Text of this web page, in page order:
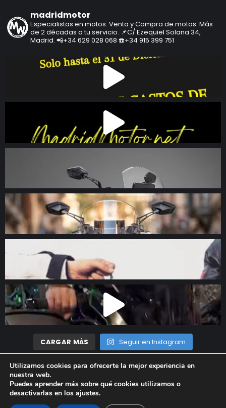
madridmotor
Especialistas en motos. Venta y Compra de motos. Más
de 2 décadas a tu servicio. 📌C/ Ezequiel Solana 34,
Madrid. 📲+34 629 028 068 ☎️+34 915 399 751
CARGAR MÁS Seguir en Instagram
Madrid Motor © 2023 Todos los derechos reservados |
Legal|Política de privacidad|
Utilizamos cookies para ofrecerte la mejor experiencia en
nuestra web.
Puedes aprender más sobre qué cookies utilizamos o
desactivarlas en los ajustes.